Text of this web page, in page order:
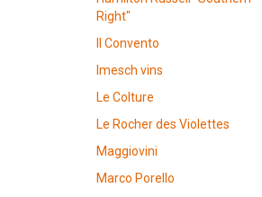
Right"
Il Convento
Imesch vins
Le Colture
Le Rocher des Violettes
Maggiovini
Marco Porello